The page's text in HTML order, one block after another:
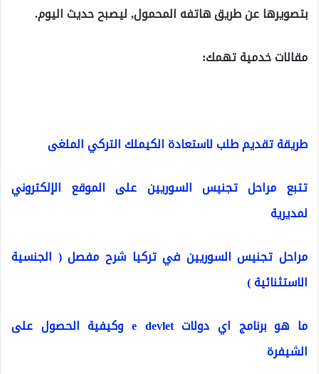
بتصويرها عن طريق هاتفه المحمول, ليصبح حديث اليوم.
مقالات خدمية تهمك:
طريقة تقديم طلب لاستعادة الكيملك التركي الملغى
تتبع مراحل تجنيس السوريين على الموقع الإلكتروني
لمديرية
مراحل تجنيس السوريين في تركيا شرح مفصل ( الجنسية
الاستثنائية )
ما هو برنامج اي دولات e devlet وكيفية الحصول على
الشيفرة